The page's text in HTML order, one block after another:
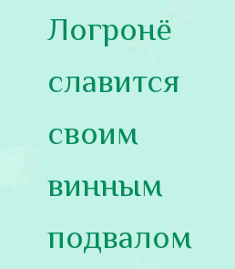
Логронё
славится
своим
винным
подвалом